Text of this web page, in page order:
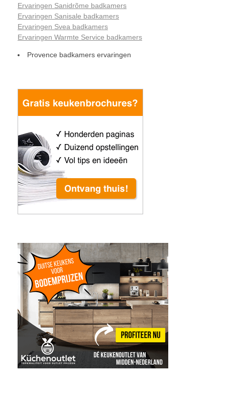
Ervaringen Sanidrõme badkamers
Ervaringen Sanisale badkamers
Ervaringen Svea badkamers
Ervaringen Warmte Service badkamers
Provence badkamers ervaringen